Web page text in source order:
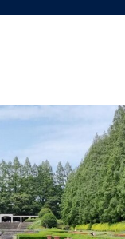
チカで挑戦しやす